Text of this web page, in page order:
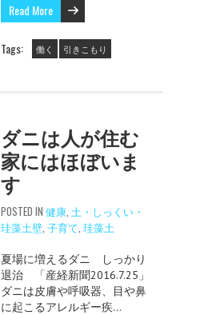
Read More
Tags: 働く 引きこもり
ダニは人が住む
家にはほぼいま
す
POSTED IN 健康 土・しっくい・
珪藻土壁 子育て 珪藻土
夏場に増えるダニ しっかり
退治 「産経新聞2016.7.25」
ダニは皮膚や呼吸器、目や鼻
に起こるアレルギー疾…